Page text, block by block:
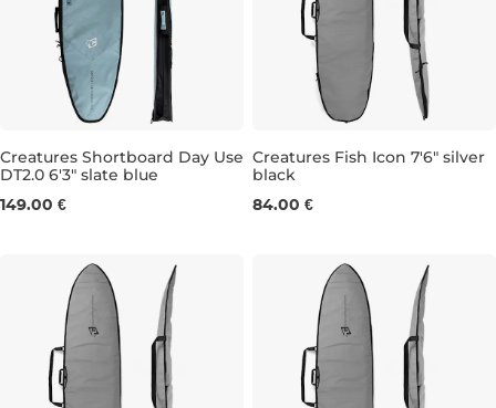
6'3"
Creatures Shortboard Day Use
DT2.0 6'3" slate blue
149.00 € 7'6"
Creatures Fish Icon 7'6" silver
black
84.00 €